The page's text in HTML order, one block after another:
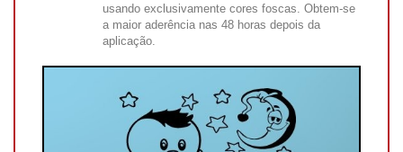
usando exclusivamente cores foscas. Obtem-se
a maior aderência nas 48 horas depois da
aplicação.